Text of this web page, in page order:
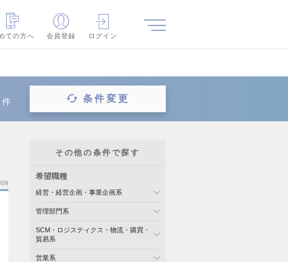
ての方へ
会員登録 ログイン
件 条件変更
その他の条件で探す
希望職種
経営・経営企画・事業企画系
管理部門系
SCM・ロジスティクス・物流・購買・
貿易系
営業系